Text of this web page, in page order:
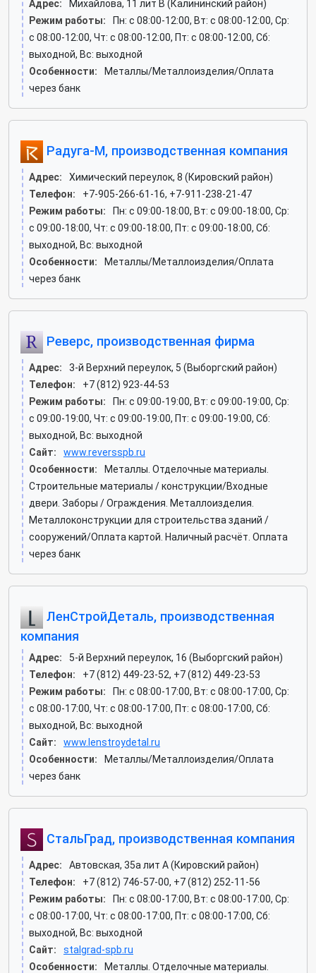
Адрес:
Михайлова, 11 лит В (Калининский район)
Режим работы:
Пн: c 08:00-12:00, Вт: c 08:00-12:00, Ср:
c 08:00-12:00, Чт: c 08:00-12:00, Пт: c 08:00-12:00, Сб:
выходной, Вс: выходной
Особенности:
Металлы/Металлоизделия/Оплата
через банк
Радуга-М, производственная компания
Адрес:
Химический переулок, 8 (Кировский район)
Телефон:
+7-905-266-61-16, +7-911-238-21-47
Режим работы:
Пн: c 09:00-18:00, Вт: c 09:00-18:00, Ср:
c 09:00-18:00, Чт: c 09:00-18:00, Пт: c 09:00-18:00, Сб:
выходной, Вс: выходной
Особенности:
Металлы/Металлоизделия/Оплата
через банк
Реверс, производственная фирма
Адрес:
3-й Верхний переулок, 5 (Выборгский район)
Телефон:
+7 (812) 923-44-53
Режим работы:
Пн: c 09:00-19:00, Вт: c 09:00-19:00, Ср:
c 09:00-19:00, Чт: c 09:00-19:00, Пт: c 09:00-19:00, Сб:
выходной, Вс: выходной
Сайт:
www.reversspb.ru
Особенности:
Металлы. Отделочные материалы.
Строительные материалы / конструкции/Входные
двери. Заборы / Ограждения. Металлоизделия.
Металлоконструкции для строительства зданий /
сооружений/Оплата картой. Наличный расчёт. Оплата
через банк
ЛенСтройДеталь, производственная
компания
Адрес:
5-й Верхний переулок, 16 (Выборгский район)
Телефон:
+7 (812) 449-23-52, +7 (812) 449-23-53
Режим работы:
Пн: c 08:00-17:00, Вт: c 08:00-17:00, Ср:
c 08:00-17:00, Чт: c 08:00-17:00, Пт: c 08:00-17:00, Сб:
выходной, Вс: выходной
Сайт:
www.lenstroydetal.ru
Особенности:
Металлы/Металлоизделия/Оплата
через банк
СтальГрад, производственная компания
Адрес:
Автовская, 35а лит А (Кировский район)
Телефон:
+7 (812) 746-57-00, +7 (812) 252-11-56
Режим работы:
Пн: c 08:00-17:00, Вт: c 08:00-17:00, Ср:
c 08:00-17:00, Чт: c 08:00-17:00, Пт: c 08:00-17:00, Сб:
выходной, Вс: выходной
Сайт:
stalgrad-spb.ru
Особенности:
Металлы. Отделочные материалы.